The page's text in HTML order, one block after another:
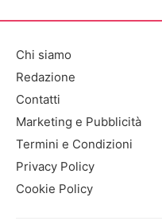
Chi siamo
Redazione
Contatti
Marketing e Pubblicità
Termini e Condizioni
Privacy Policy
Cookie Policy